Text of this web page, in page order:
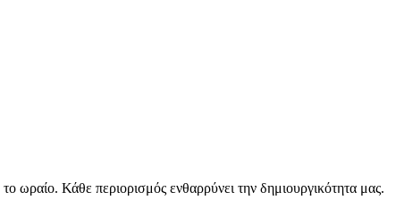
ωραίο. Κάθε περιορισμός ενθαρρύνει την δημιουργικότητα μας.